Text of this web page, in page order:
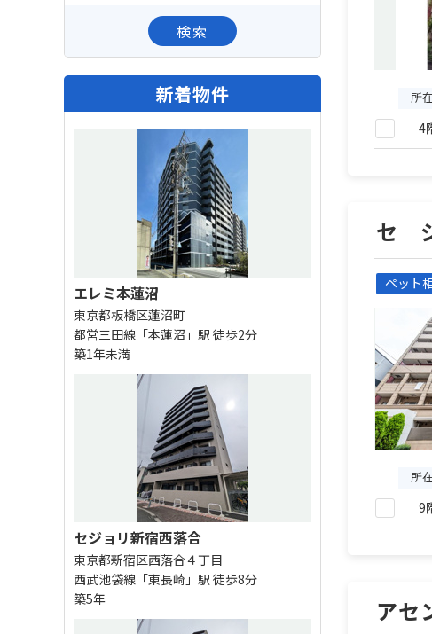
所
4
セ
ペット
所
9
アセ
検索
新着物件
エレミ本蓮沼
東京都板橋区蓮沼町
都営三田線「本蓮沼」駅 徒歩2分
築1年未満
セジョリ新宿西落合
東京都新宿区西落合４丁目
西武池袋線「東長崎」駅 徒歩8分
築5年